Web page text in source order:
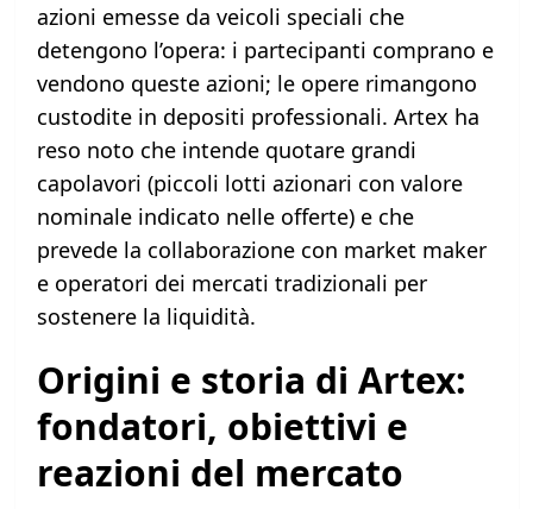
azioni emesse da veicoli speciali che
detengono l’opera: i partecipanti comprano e
vendono queste azioni; le opere rimangono
custodite in depositi professionali. Artex ha
reso noto che intende quotare grandi
capolavori (piccoli lotti azionari con valore
nominale indicato nelle offerte) e che
prevede la collaborazione con market maker
e operatori dei mercati tradizionali per
sostenere la liquidità.
Origini e storia di Artex:
fondatori, obiettivi e
reazioni del mercato